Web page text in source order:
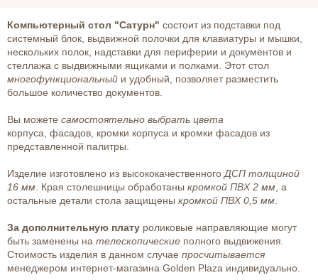
Компьютерный стол "Сатурн" состоит из подставки под
системный блок, выдвижной полочки для клавиатуры и мышки,
нескольких полок, надставки для периферии и документов и
стеллажа с выдвижными ящиками и полками. Этот стол
многофункциональный и удобный, позволяет разместить
большое количество документов.
Вы можете самостоятельно выбрать цвета
корпуса, фасадов, кромки корпуса и кромки фасадов из
представленной палитры.
Изделие изготовлено из высококачественного ДСП толщиной
16 мм . Края столешницы обработаны кромкой ПВХ 2 мм , а
остальные детали стола защищены кромкой ПВХ 0,5 мм
За дополнительную плату роликовые направляющие могут
быть заменены на телескопические полного выдвижения.
Стоимость изделия в данном случае просчитывается
менеджером интернет-магазина Golden Plaza индивидуально.